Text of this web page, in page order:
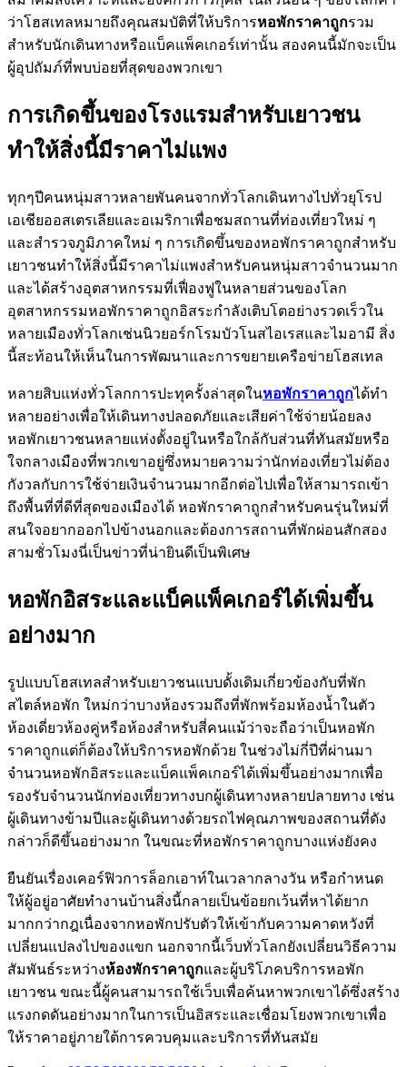
ว่าโฮสเทลหมายถึงคุณสมบัติที่ให้บริการหอพักราคาถูกรวม
สำหรับนักเดินทางหรือแบ็คแพ็คเกอร์เท่านั้น สองคนนี้มักจะเป็น
ผู้อุปถัมภ์ที่พบบ่อยที่สุดของพวกเขา
การเกิดขึ้นของโรงแรมสำหรับเยาวชน
ทำให้สิ่งนี้มีราคาไม่แพง
ทุกๆปีคนหนุ่มสาวหลายพันคนจากทั่วโลกเดินทางไปทั่วยุโรป
เอเชียออสเตรเลียและอเมริกาเพื่อชมสถานที่ท่องเที่ยวใหม่ ๆ
และสำรวจภูมิภาคใหม่ ๆ การเกิดขึ้นของหอพักราคาถูกสำหรับ
เยาวชนทำให้สิ่งนี้มีราคาไม่แพงสำหรับคนหนุ่มสาวจำนวนมาก
และได้สร้างอุตสาหกรรมที่เฟื่องฟูในหลายส่วนของโลก
อุตสาหกรรมหอพักราคาถูกอิสระกำลังเติบโตอย่างรวดเร็วใน
หลายเมืองทั่วโลกเช่นนิวยอร์กโรมบัวโนสไอเรสและไมอามี สิ่ง
นี้สะท้อนให้เห็นในการพัฒนาและการขยายเครือข่ายโฮสเทล
หลายสิบแห่งทั่วโลกการปะทุครั้งล่าสุดในหอพักราคาถูกได้ทำ
หลายอย่างเพื่อให้เดินทางปลอดภัยและเสียค่าใช้จ่ายน้อยลง
หอพักเยาวชนหลายแห่งตั้งอยู่ในหรือใกล้กับส่วนที่ทันสมัยหรือ
ใจกลางเมืองที่พวกเขาอยู่ซึ่งหมายความว่านักท่องเที่ยวไม่ต้อง
กังวลกับการใช้จ่ายเงินจำนวนมากอีกต่อไปเพื่อให้สามารถเข้า
ถึงพื้นที่ที่ดีที่สุดของเมืองได้ หอพักราคาถูกสำหรับคนรุ่นใหม่ที่
สนใจอยากออกไปข้างนอกและต้องการสถานที่พักผ่อนสักสอง
สามชั่วโมงนี่เป็นข่าวที่น่ายินดีเป็นพิเศษ
หอพักอิสระและแบ็คแพ็คเกอร์ได้เพิ่มขึ้น
อย่างมาก
รูปแบบโฮสเทลสำหรับเยาวชนแบบดั้งเดิมเกี่ยวข้องกับที่พัก
สไตล์หอพัก ใหม่กว่าบางห้องรวมถึงที่พักพร้อมห้องน้ำในตัว
ห้องเดี่ยวห้องคู่หรือห้องสำหรับสี่คนแม้ว่าจะถือว่าเป็นหอพัก
ราคาถูกแต่ก็ต้องให้บริการหอพักด้วย ในช่วงไม่กี่ปีที่ผ่านมา
จำนวนหอพักอิสระและแบ็คแพ็คเกอร์ได้เพิ่มขึ้นอย่างมากเพื่อ
รองรับจำนวนนักท่องเที่ยวทางบกผู้เดินทางหลายปลายทาง เช่น
ผู้เดินทางข้ามปีและผู้เดินทางด้วยรถไฟคุณภาพของสถานที่ดัง
กล่าวก็ดีขึ้นอย่างมาก ในขณะที่หอพักราคาถูกบางแห่งยังคง
ยืนยันเรื่องเคอร์ฟิวการล็อกเอาท์ในเวลากลางวัน หรือกำหนด
ให้ผู้อยู่อาศัยทำงานบ้านสิ่งนี้กลายเป็นข้อยกเว้นที่หาได้ยาก
มากกว่ากฎเนื่องจากหอพักปรับตัวให้เข้ากับความคาดหวังที่
เปลี่ยนแปลงไปของแขก นอกจากนี้เว็บทั่วโลกยังเปลี่ยนวิธีความ
สัมพันธ์ระหว่างห้องพักราคาถูกและผู้บริโภคบริการหอพัก
เยาวชน ขณะนี้ผู้คนสามารถใช้เว็บเพื่อค้นหาพวกเขาได้ซึ่งสร้าง
แรงกดดันอย่างมากในการเป็นอิสระและเชื่อมโยงพวกเขาเพื่อ
ให้ราคาอยู่ภายใต้การควบคุมและบริการที่ทันสมัย